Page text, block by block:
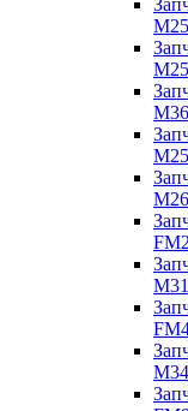
M36
M26
M31
M34